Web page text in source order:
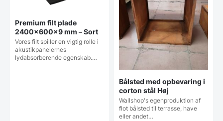
Premium filt plade
2400x600x9 mm – Sort
Vores filt spiller en vigtig rolle i
akustikpanelernes
lydabsorberende egenskab.…
Bålsted med opbevaring i
corton stål Høj
Wallshop's egenproduktion af
flot bålsted til terrasse, have
eller andet…